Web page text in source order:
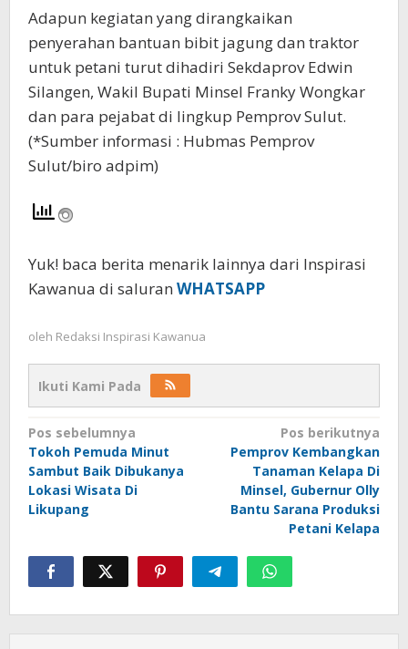
Adapun kegiatan yang dirangkaikan
penyerahan bantuan bibit jagung dan traktor
untuk petani turut dihadiri Sekdaprov Edwin
Silangen, Wakil Bupati Minsel Franky Wongkar
dan para pejabat di lingkup Pemprov Sulut.
(*Sumber informasi : Hubmas Pemprov
Sulut/biro adpim)
Yuk! baca berita menarik lainnya dari Inspirasi
Kawanua di saluran WHATSAPP
oleh Redaksi Inspirasi Kawanua
Ikuti Kami Pada
Navigasi
pos
Pos sebelumnya
Tokoh Pemuda Minut
Sambut Baik Dibukanya
Lokasi Wisata Di
Likupang
Pos berikutnya
Pemprov Kembangkan
Tanaman Kelapa Di
Minsel, Gubernur Olly
Bantu Sarana Produksi
Petani Kelapa